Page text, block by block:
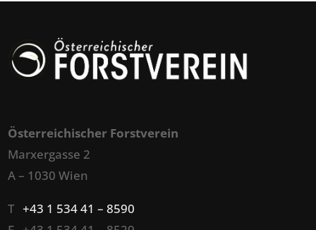
Österreichischer Forstverein
Marxergasse 2
A – 1030 Wien
T+43 1 534 41 – 8590